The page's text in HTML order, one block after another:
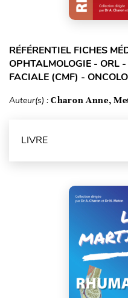
RÉFÉRENTIEL FICHES
OPHTALMOLOGIE - ORL
FACIALE (CMF) -
Auteur(s) : Charon Anne,
LIVRE